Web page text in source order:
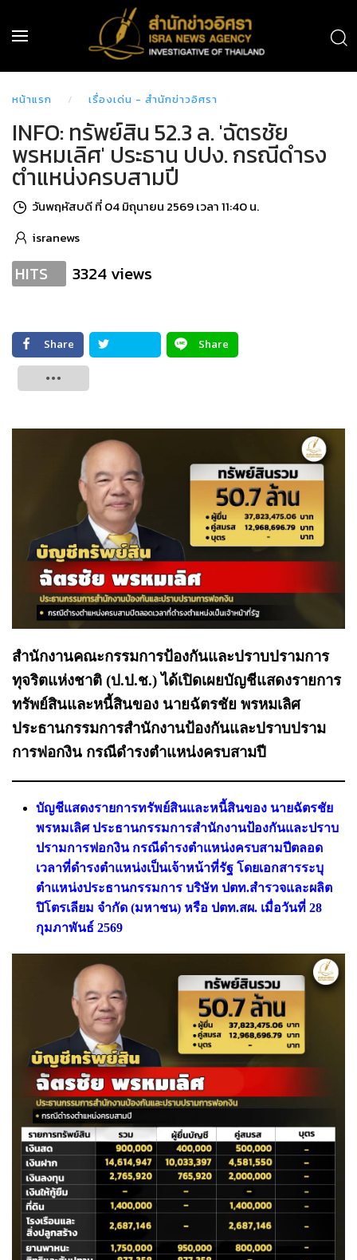
หน้าแรก เรื่องเด่น - สำนักข่าวอิศรา
INFO: ทรัพย์สิน 52.3 ล. 'ฉัตรชัย
พรหมเลิศ' ประธาน ปปง. กรณีดำรง
ตำแหน่งครบสามปี
วันพฤหัสบดี ที่ 04 มิถุนายน 2569 เวลา 11:40 น.
isranews
HITS 3324 views
Share
Share
สำนักงานคณะกรรมการป้องกันและปราบปรามการ
ทุจริตแห่งชาติ (ป.ป.ช.) ได้เปิดเผยบัญชีแสดงรายการ
ทรัพย์สินและหนี้สินของ นายฉัตรชัย พรหมเลิศ
ประธานกรรมการสำนักงานป้องกันและปราบปราม
การฟอกงิน กรณีดำรงตำแหน่งครบสามปี
บัญชีแสดงรายการทรัพย์สินและหนี้สินของ นายฉัตรชัย
พรหมเลิศ ประธานกรรมการสำนักงานป้องกันและปราบ
ปรามการฟอกงิน กรณีดำรงตำแหน่งครบสามปีตลอด
เวลาที่ดำรงตำแหน่งเป็นเจ้าหน้าที่รัฐ โดยเอกสารระบุ
ตำแหน่งประธานกรรมการ บริษัท ปตท.สำรวจและผลิต
ปิโตรเลียม จำกัด (มหาชน) หรือ ปตท.สผ. เมื่อวันที่ 28
กุมภาพันธ์ 2569